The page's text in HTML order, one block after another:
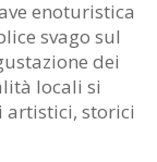
enoturistica
svago sul
dei
locali si
artistici, storici